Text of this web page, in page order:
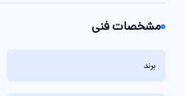
مشخصات فنی
برند